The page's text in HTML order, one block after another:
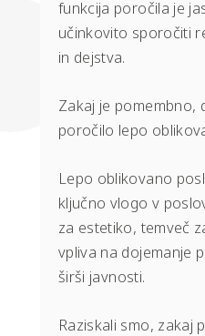
funkcija poročila je
učinkovito sporočiti
in dejstva.
Zakaj je pomembno,
poročilo lepo
Lepo oblikovano
ključno vlogo v
za estetiko, temveč
vpliva na dojemanje
širši javnosti.
Raziskali smo, zakaj